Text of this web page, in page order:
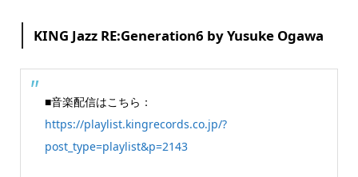
KING Jazz RE:Generation6 by Yusuke Ogawa
■音楽配信はこちら：
https://playlist.kingrecords.co.jp/?
post_type=playlist&p=2143